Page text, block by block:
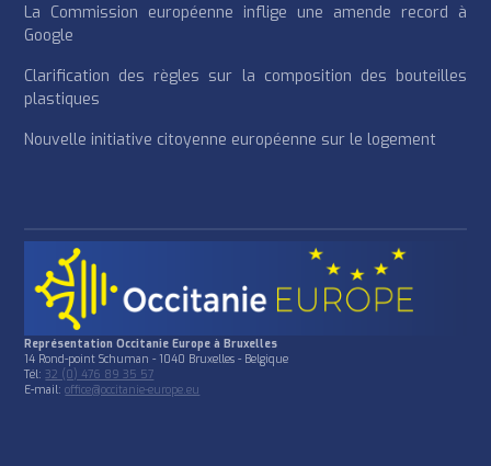
La Commission européenne inflige une amende record à
Google
Clarification des règles sur la composition des bouteilles
plastiques
Nouvelle initiative citoyenne européenne sur le logement
Représentation Occitanie Europe à Bruxelles
14 Rond-point Schuman - 1040 Bruxelles - Belgique
Tél:32 (0) 476 89 35 57
E-mail:office@occitanie-europe.eu